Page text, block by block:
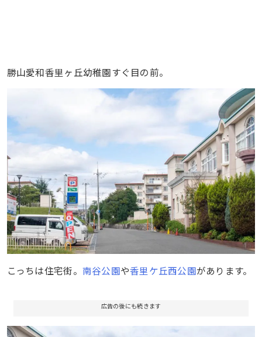
勝山愛和香里ヶ丘幼稚園すぐ目の前。
こっちは住宅街。 南谷公園や香里ケ丘西公園があります。
広告の後にも続きます